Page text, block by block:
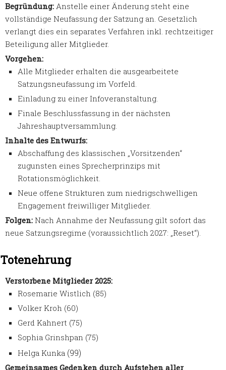
Begründung: Anstelle einer Änderung steht eine
vollständige Neufassung der Satzung an. Gesetzlich
verlangt dies ein separates Verfahren inkl. rechtzeitiger
Beteiligung aller Mitglieder.
Vorgehen:
Alle Mitglieder erhalten die ausgearbeitete
Satzungsneufassung im Vorfeld.
Einladung zu einer Infoveranstaltung.
Finale Beschlussfassung in der nächsten
Jahreshauptversammlung.
Inhalte des Entwurfs:
Abschaffung des klassischen „Vorsitzenden“
zugunsten eines Sprecherprinzips mit
Rotationsmöglichkeit.
Neue offene Strukturen zum niedrigschwelligen
Engagement freiwilliger Mitglieder.
Folgen: Nach Annahme der Neufassung gilt sofort das
neue Satzungsregime (voraussichtlich 2027: „Reset“).
Totenehrung
Verstorbene Mitglieder 2025:
Rosemarie Wistlich (85)
Volker Kroh (60)
Gerd Kahnert (75)
Sophia Grinshpan (75)
Helga Kunka (99)
Gemeinsames Gedenken durch Aufstehen aller